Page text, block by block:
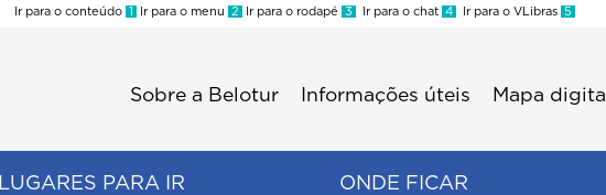
Ir para o conteúdo 1 Ir para o menu 2 Ir para o rodapé 3 Ir para o chat 4 Ir para o VLibras 5
Sobre a Belotur Informações úteis Mapa digital
LUGARES PARA IR ONDE FICAR